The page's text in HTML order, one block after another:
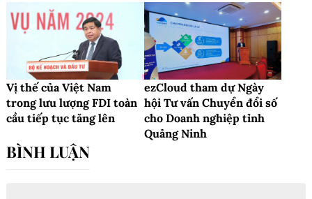
Vị thế của Việt Nam
trong lưu lượng FDI toàn
cầu tiếp tục tăng lên
ezCloud tham dự Ngày
hội Tư vấn Chuyển đổi số
cho Doanh nghiệp tỉnh
Quảng Ninh